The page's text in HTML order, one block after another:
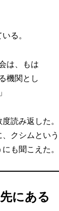
る。
は、もは
機関とし
読み返した。
クシムという
も聞こえた。
にある